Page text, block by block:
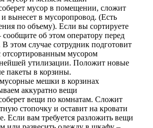
мусор в помещении, сложит
вынесет в мусоропровод. (Есть
по объему). Если вы сортируете
сообщите об этом оператору перед
В этом случае сотрудник подготовит
отсортированным мусором
утилизации. Положит новые
пакеты в корзины.
мешки в корзинах
аккуратно вещи
вещи по комнатам. Сложит
стопочку и оставит на кровати
Если вам требуется разложить вещи